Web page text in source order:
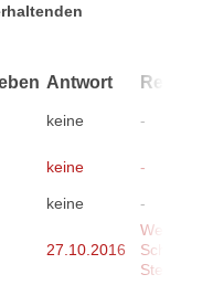
Antwort
keine -
keine -
keine -
27.10.2016